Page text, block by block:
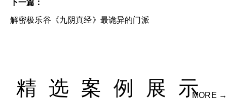
下一篇：
解密极乐谷《九阴真经》最诡异的门派
精选案例展示MORE →